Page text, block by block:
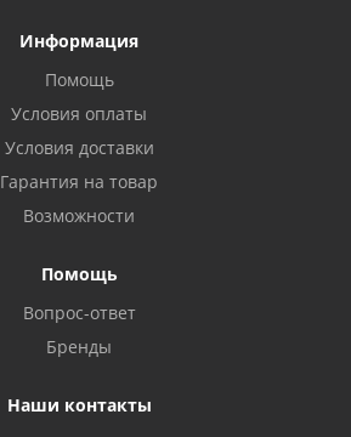
Информация
Помощь
Условия оплаты
Условия доставки
Гарантия на товар
Возможности
Помощь
Вопрос-ответ
Бренды
Наши контакты